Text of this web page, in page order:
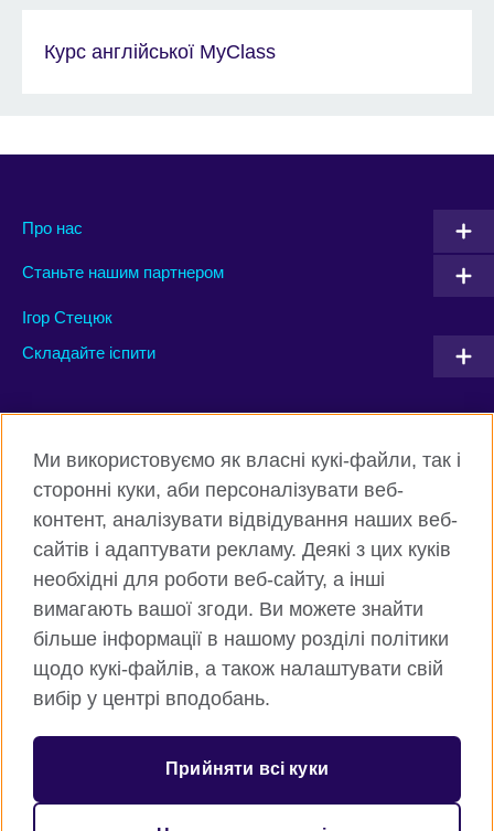
Курс англійської MyClass
Про нас
Станьте нашим партнером
Ігор Стецюк
Складайте іспити
Connect with us
Facebook Twitter
Instagram Flickr
TikTok YouTube
Всесвітня Британська Рада
Приватність та умови користування
Куки
Ми використовуємо як власні кукі-файли, так і
сторонні куки, аби персоналізувати веб-
контент, аналізувати відвідування наших веб-
сайтів і адаптувати рекламу. Деякі з цих куків
необхідні для роботи веб-сайту, а інші
вимагають вашої згоди. Ви можете знайти
більше інформації в нашому розділі політики
щодо кукі-файлів, а також налаштувати свій
вибір у центрі вподобань.
Прийняти всі куки